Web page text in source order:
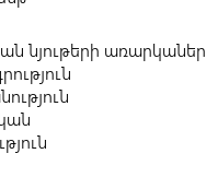
նյութերի առարկաներ